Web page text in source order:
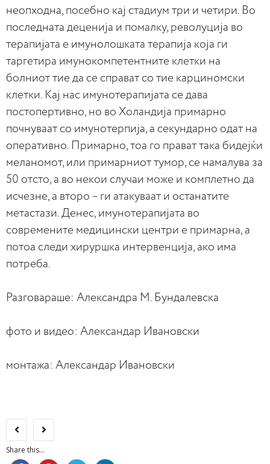
неопходна, посебно кај стадиум три и четири. Во
последната деценија и помалку, револуција во
терапијата е имунолошката терапија која ги
таргетира имунокомпетентните клетки на
болниот тие да се справат со тие карциномски
клетки. Кај нас имунотерапијата се дава
постопертивно, но во Холандија примарно
почнуваат со имунотерпија, а секундарно одат на
оперативно. Примарно, тоа го прават така бидејќи
меланомот, или примарниот тумор, се намалува за
50 отсто, а во некои случаи може и комплетно да
исчезне, а второ – ги атакуваат и останатите
метастази. Денес, имунотерапијата во
современите медицински центри е примарна, а
потоа следи хируршка интервенција, ако има
потреба.
Разговараше: Александра М. Бундалевска
фото и видео: Александар Ивановски
монтажа: Александар Ивановски
Share this...